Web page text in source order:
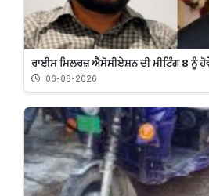
ਰਾਈਸ ਮਿਲਰਜ਼ ਐਸੋਸੀਏਸ਼ਨ ਦੀ ਮੀਟਿੰਗ 8 ਨੂੰ
06-08-2026